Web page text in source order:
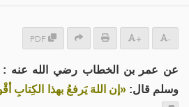
PDF + -
عن عمر بن الخطاب رضي الله عنه :
وسلم قال:«إن اللهَ يَرفعُ بهذا الكِتابِ